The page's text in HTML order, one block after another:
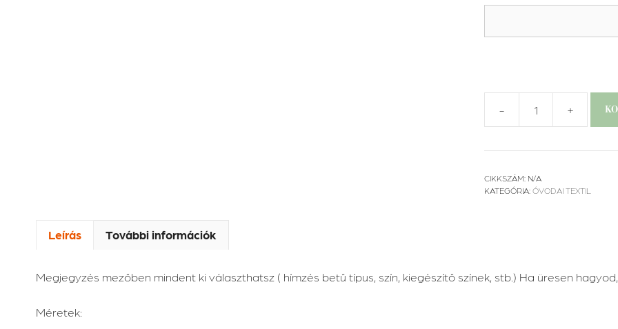
-
-
mennyiség
+
CIKKSZÁM: N/A
KATEGÓRIA: ÓVODAI TEXTIL
Leírás További információk
Megjegyzés mezőben mindent ki választhatsz ( hímzés betű típus, szín, kiegészítő színek, stb.) Ha üresen
Méretek: